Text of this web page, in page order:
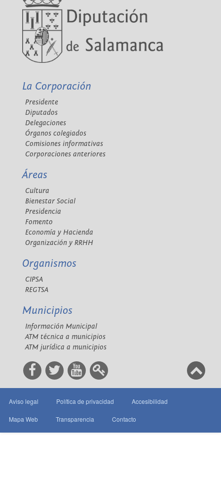
La Corporación
Presidente
Diputados
Delegaciones
Órganos colegiados
Comisiones informativas
Corporaciones anteriores
Áreas
Cultura
Bienestar Social
Presidencia
Fomento
Economía y Hacienda
Organización y RRHH
Organismos
CIPSA
REGTSA
Municipios
Información Municipal
ATM técnica a municipios
ATM jurídica a municipios
Aviso legal Política de privacidad Accesibilidad
Mapa Web Transparencia Contacto